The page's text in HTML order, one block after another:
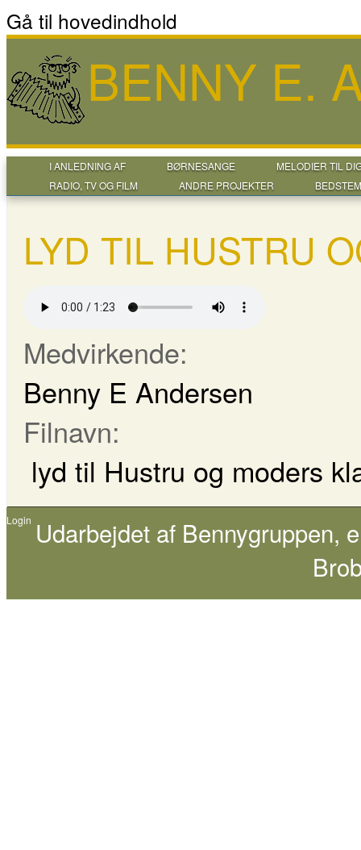
Gå til hovedindhold
BENNY E.
I ANLEDNING AF BØRNESANGE
MELODIER TIL
RADIO, TV OG FILM
ANDRE PROJEKTER
LYD TIL HUSTRU
Medvirkende:
Benny E Andersen
Filnavn:
lyd til Hustru og moders
Login Udarbejdet af Bennygruppen,